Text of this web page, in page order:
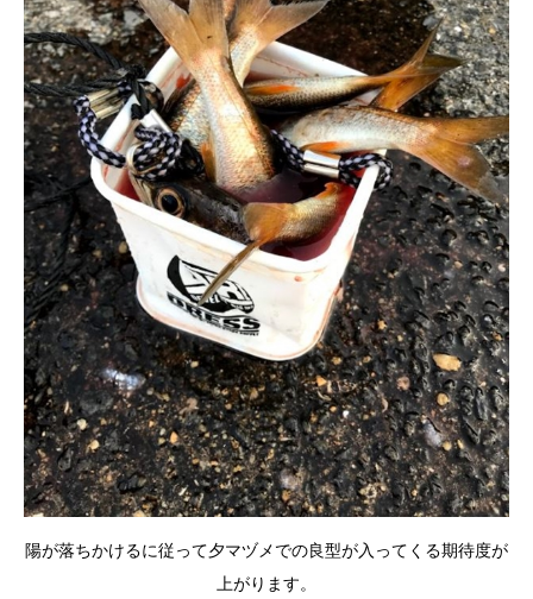
陽が落ちかけるに従って夕マヅメでの良型が入ってくる期待度が
上がります。